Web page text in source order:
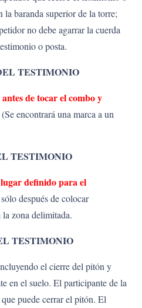
la baranda superior de la torre;
no debe agarrar la cuerda
o posta.
TESTIMONIO
antes de tocar el combo y
(Se encontrará una marca a un
TESTIMONIO
lugar definido para el
después de colocar
zona delimitada.
TESTIMONIO
el cierre del pitón y
en el suelo. El participante de la
puede cerrar el pitón. El